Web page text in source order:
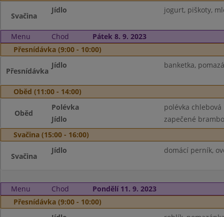
Svačina
Jídlo jogurt, piškoty,
Menu Chod
Pátek 8. 9. 2023
Přesnídávka (9:00 - 10:00)
Přesnídávka
Jídlo banketka,
Oběd (11:00 - 14:00)
Oběd
Polévka
polévka chlebová
Jídlo
zapečené
Svačina (15:00 - 16:00)
Svačina
Jídlo domácí perník,
Menu Chod
Pondělí 11. 9. 2023
Přesnídávka (9:00 - 10:00)